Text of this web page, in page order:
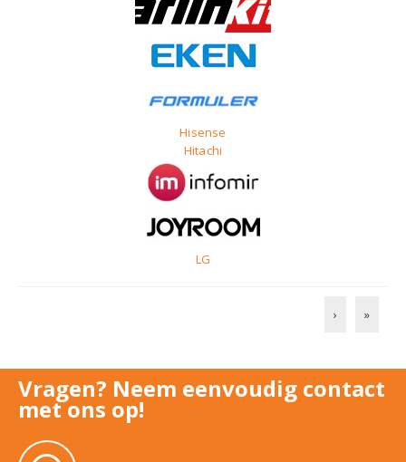
Hisense
Hitachi
LG
› »
Vragen? Neem eenvoudig contact
met ons op!